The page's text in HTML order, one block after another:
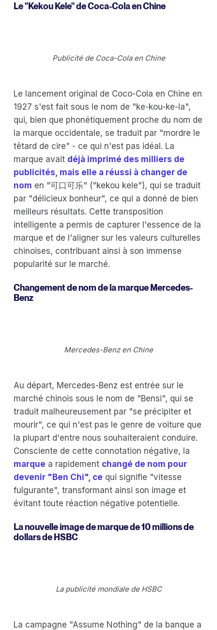
Le "Kekou Kele" de Coca-Cola en Chine
Publicité de Coca-Cola en Chine
Le lancement original de Coco-Cola en Chine en
1927 s'est fait sous le nom de "ke-kou-ke-la",
qui, bien que phonétiquement proche du nom de
la marque occidentale, se traduit par "mordre le
têtard de cire" - ce qui n'est pas idéal. La
marque avait déjà imprimé des milliers de
publicités, mais elle a réussi à changer de
nom en "可口可乐" ("kekou kele"), qui se traduit
par "délicieux bonheur", ce qui a donné de bien
meilleurs résultats. Cette transposition
intelligente a permis de capturer l'essence de la
marque et de l'aligner sur les valeurs culturelles
chinoises, contribuant ainsi à son immense
popularité sur le marché.
Changement de nom de la marque Mercedes-
Benz
Mercedes-Benz en Chine
Au départ, Mercedes-Benz est entrée sur le
marché chinois sous le nom de "Bensi", qui se
traduit malheureusement par "se précipiter et
mourir", ce qui n'est pas le genre de voiture que
la plupart d'entre nous souhaiteraient conduire.
Consciente de cette connotation négative, la
marque a rapidement changé de nom pour
devenir "Ben Chi", ce qui signifie "vitesse
fulgurante", transformant ainsi son image et
évitant toute réaction négative potentielle.
La nouvelle image de marque de 10 millions de
dollars de HSBC
La publicité mondiale de HSBC
La campagne "Assume Nothing" de la banque a